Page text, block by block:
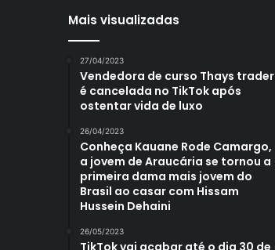
Mais visualizadas
27/04/2023
Vendedora de curso Thays trader
é cancelada no TikTok após
ostentar vida de luxo
26/04/2023
Conheça Kauane Rode Camargo,
a jovem de Araucária se tornou a
primeira dama mais jovem do
Brasil ao casar com Hissam
Hussein Dehaini
26/05/2023